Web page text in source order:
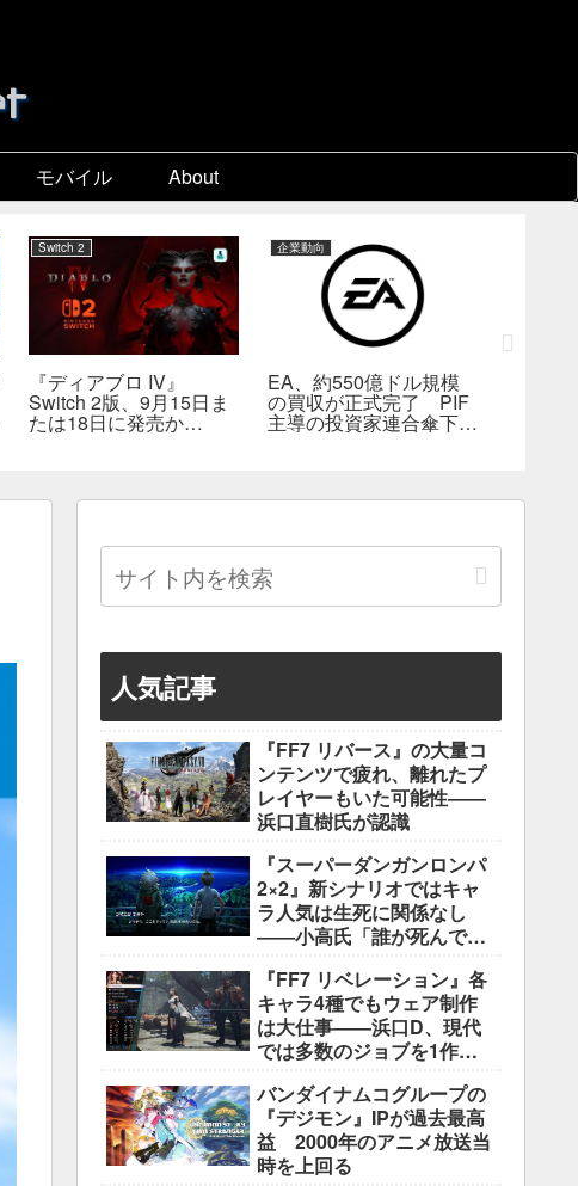
モバイル About
Switch 2
『ディアブロ IV』
Switch 2版、9月15日ま
たは18日に発売か
企業動向
EA、約550億ドル規模
の買収が正式完了 PIF
主導の投資家連合傘下で
満
人気記事
『FF7 リバース』の大量コ
ンテンツで疲れ、離れたプ
レイヤーもいた可能性――
浜口直樹氏が認識
『スーパーダンガンロンパ
2×2』新シナリオではキャ
ラ人気は生死に関係なし
――小高氏「誰が死んでも
で」
『FF7 リベレーション』各
キャラ4種でもウェア制作
は大仕事――浜口D、現代
では多数のジョブを1作に
説明
バンダイナムコグループの
『デジモン』IPが過去最高
益 2000年のアニメ放送当
時を上回る